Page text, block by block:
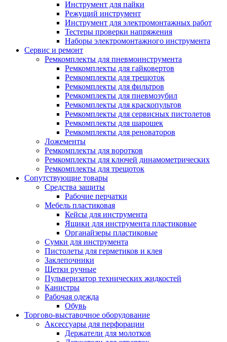
Инструмент для пайки
Режущий инструмент
Инструмент для электромонтажных работ
Тестеры проверки напряжения
Наборы электромонтажного инструмента
Сервис и ремонт
Ремкомплекты для пневмоинструмента
Ремкомплекты для гайковертов
Ремкомплекты для трещоток
Ремкомплекты для фильтров
Ремкомплекты для пневмозубил
Ремкомплекты для краскопультов
Ремкомплекты для сервисных пистолетов
Ремкомплекты для шарошек
Ремкомплекты для реноваторов
Ложементы
Ремкомплекты для воротков
Ремкомплекты для ключей динамометрических
Ремкомплекты для трещоток
Сопутствующие товары
Средства защиты
Рабочие перчатки
Мебель пластиковая
Кейсы для инструмента
Ящики для инструмента пластиковые
Органайзеры пластиковые
Сумки для инструмента
Пистолеты для герметиков и клея
Заклепочники
Щетки ручные
Пульверизатор технических жидкостей
Канистры
Рабочая одежда
Обувь
Торгово-выставочное оборудование
Аксессуары для перфорации
Держатели для молотков